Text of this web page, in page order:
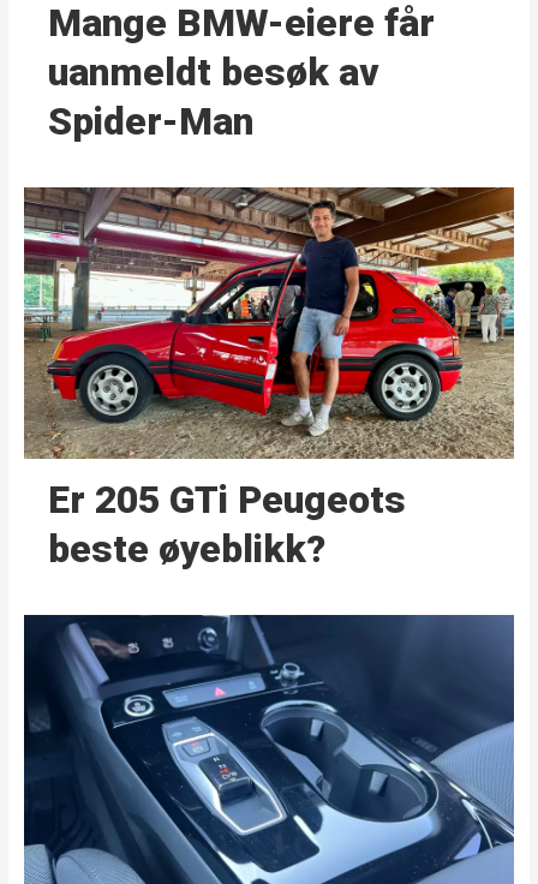
Mange BMW-eiere får
uanmeldt besøk av
Spider-Man
Er 205 GTi Peugeots
beste øyeblikk?